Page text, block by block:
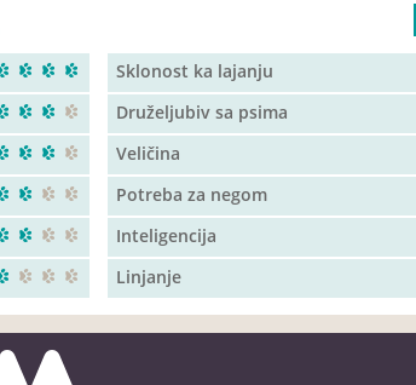
Sklonost ka lajanju
Druželjubiv sa psima
Veličina
Potreba za negom
Inteligencija
Linjanje